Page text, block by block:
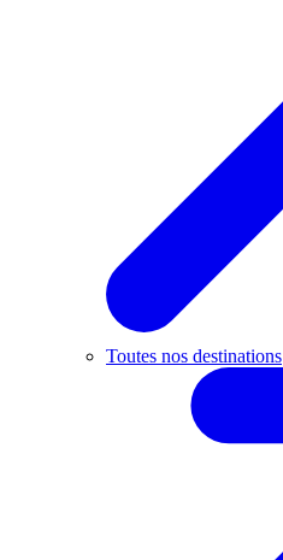
Toutes nos destinations